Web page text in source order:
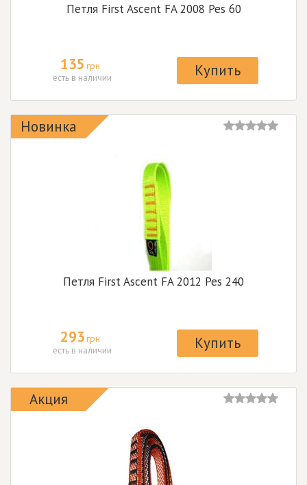
Петля First Ascent FA 2008 Pes 60
135 грн
есть в наличии Купить
Новинка
Петля First Ascent FA 2012 Pes 240
293грн
есть в наличии Купить
Акция